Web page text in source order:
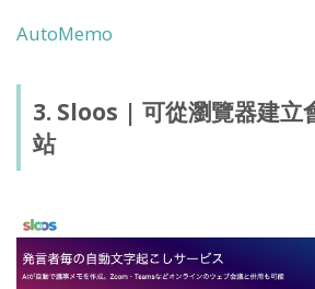
AutoMemo
3. Sloos | 可從瀏覽器建立
站